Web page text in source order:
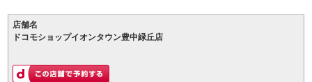
店舗名
ドコモショップイオンタウン豊中緑丘店